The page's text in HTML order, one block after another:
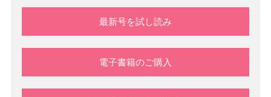
最新号を試し読み
電子書籍のご購入